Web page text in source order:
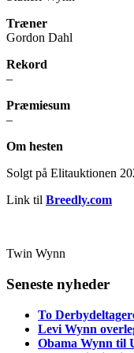
Træner
Gordon Dahl
Rekord
–
Præmiesum
–
Om hesten
Solgt på Elitauktionen
Link til Breedly.com
Twin Wynn
Seneste nyheder
To
Levi Wynn
Obama Wynn til